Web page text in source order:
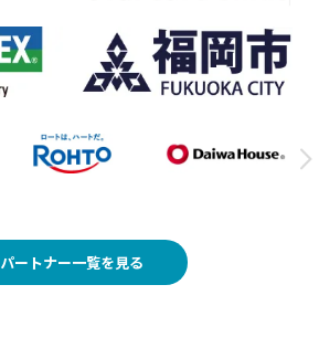
パートナー一覧を見る